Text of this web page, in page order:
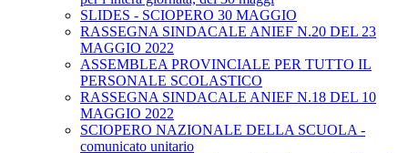
SLIDES - SCIOPERO 30 MAGGIO
RASSEGNA SINDACALE ANIEF N.20 DEL 23
MAGGIO 2022
ASSEMBLEA PROVINCIALE PER TUTTO IL
PERSONALE SCOLASTICO
RASSEGNA SINDACALE ANIEF N.18 DEL 10
MAGGIO 2022
SCIOPERO NAZIONALE DELLA SCUOLA -
comunicato unitario